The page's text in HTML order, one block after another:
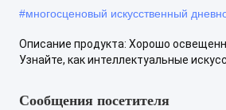
#многосценовый искусственный
Описание продукта: Хорошо
Узнайте, как интеллектуальные
Сообщения посетителя